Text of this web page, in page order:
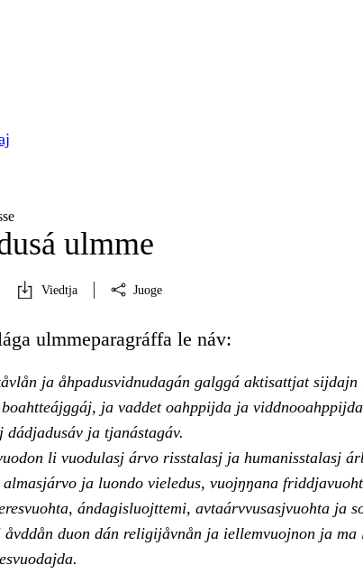
ulmme
Viedtja Juoge
ulmmeparagráffa le náv:
ja åhpadusvidnudagán galggá aktisattjat
ja vaddet oahppijda ja
dádjadusáv ja tjanástagáv.
li vuodulasj árvo risstalasj ja humanisstalasj
almasjárvo ja luondo vieledus, vuojŋŋana
ándagisluojttemi, avtaárvvusasjvuohta ja
duon dán religijåvnån ja iellemvuojnon ja ma